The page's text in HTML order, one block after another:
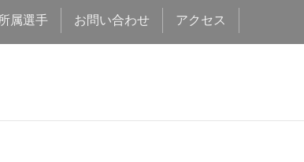
属選手 お問い合わせ アクセス